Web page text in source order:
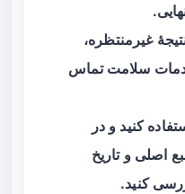
غیرمنتظره،
خدمات سلامت تماس
کنید و در
اصلی و تاریخ
کنید.